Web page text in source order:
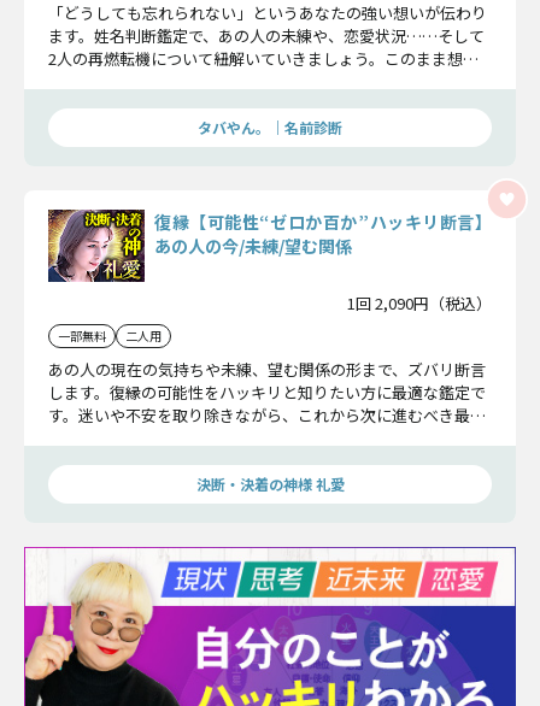
「どうしても忘れられない」というあなたの強い想いが伝わり
ます。姓名判断鑑定で、あの人の未練や、恋愛状況……そして
2人の再燃転機について紐解いていきましょう。このまま想い
タバやん。｜名前診断
復縁【可能性“ゼロか百か”ハッキリ断言】
あの人の今/未練/望む関係
1回 2,090円（税込）
一部無料 二人用
あの人の現在の気持ちや未練、望む関係の形まで、ズバリ断言
します。復縁の可能性をハッキリと知りたい方に最適な鑑定で
す。迷いや不安を取り除きながら、これから次に進むべき最善
決断・決着の神様 礼愛